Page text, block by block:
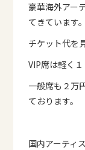
豪華海外アー
てきています。
チケット代を
VIP席は軽く１
一般席も２万
ております。
国内アーティ